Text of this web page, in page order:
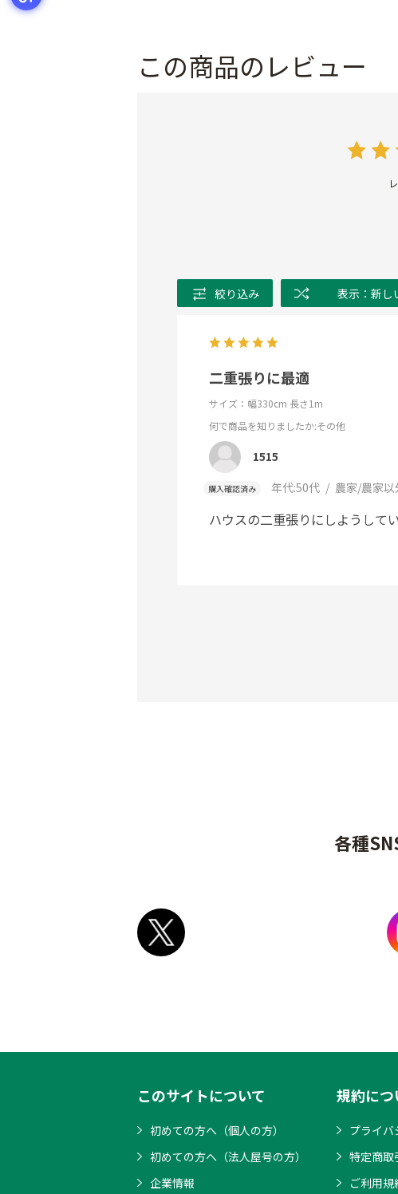
この商品のレビュー
絞り込み 表示：新し
二重張りに最適
サイズ：幅330cm 長さ1m
何で商品を知りましたか:その他
1515
購入確認済み 年代:50代 農家/農家以
ハウスの二重張りにしようして
各種
このサイトについて
初めての方へ（個人の方）
初めての方へ（法人屋号の方）
企業情報
規約につ
プライバ
特定商取
ご利用規